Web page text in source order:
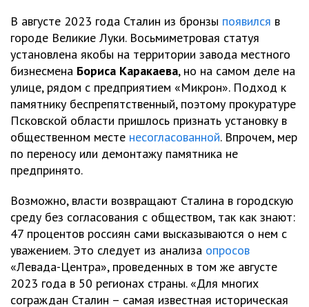
В августе 2023 года Сталин из бронзы появился в
городе Великие Луки. Восьмиметровая статуя
установлена якобы на территории завода местного
бизнесмена Бориса Каракаева, но на самом деле на
улице, рядом с предприятием «Микрон». Подход к
памятнику беспрепятственный, поэтому прокуратуре
Псковской области пришлось признать установку в
общественном месте несогласованной. Впрочем, мер
по переносу или демонтажу памятника не
предпринято.
Возможно, власти возвращают Сталина в городскую
среду без согласования с обществом, так как знают:
47 процентов россиян сами высказываются о нем с
уважением. Это следует из анализа опросов
«Левада-Центра», проведенных в том же августе
2023 года в 50 регионах страны. «Для многих
сограждан Сталин – самая известная историческая